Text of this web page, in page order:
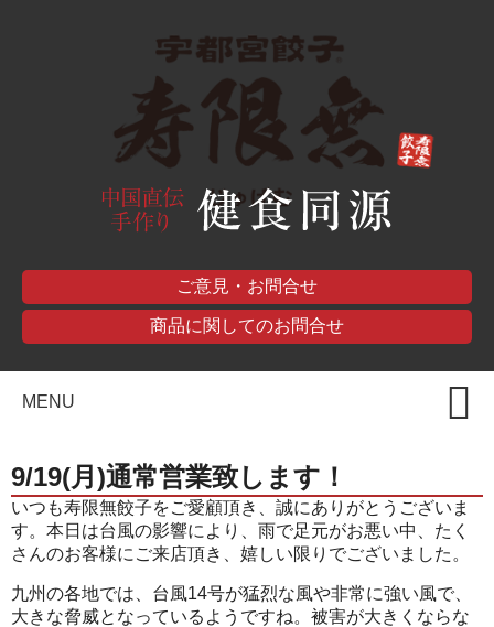
ご意見・お問合せ
商品に関してのお問合せ
MENU
9/19(月)通常営業致します！
いつも寿限無餃子をご愛顧頂き、誠にありがとうございま
す。本日は台風の影響により、雨で足元がお悪い中、たく
さんのお客様にご来店頂き、嬉しい限りでございました。
九州の各地では、台風14号が猛烈な風や非常に強い風で、
大きな脅威となっているようですね。被害が大きくならな